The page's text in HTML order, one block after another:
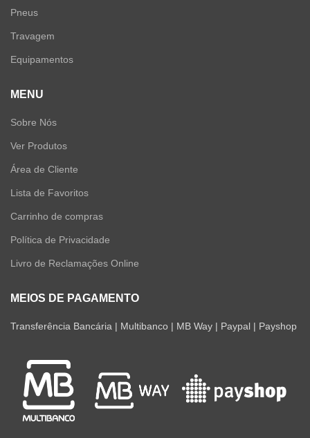
Pneus
Travagem
Equipamentos
MENU
Sobre Nós
Ver Produtos
Área de Cliente
Lista de Favoritos
Carrinho de compras
Política de Privacidade
Livro de Reclamações Online
MEIOS DE PAGAMENTO
Transferência Bancária | Multibanco | MB Way | Paypal | Payshop